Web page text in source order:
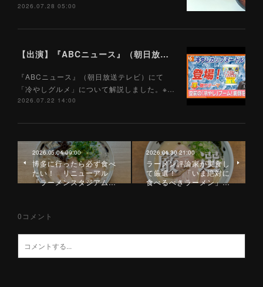
2026.07.28 05:00
【出演】『ABCニュース』（朝日放送テレビ）7/22
『ABCニュース』（朝日放送テレビ）にて
「冷やしグルメ」について解説しました。※…
2026.07.22 14:00
2026.05.04 09:00
博多に行ったら必ず食べ
たい！ リニューアル
『ラーメンスタジアム…
2026.04.30 21:00
ラーメン評論家が実食し
て厳選！ 「いま絶対に
食べるべきラーメン」…
0 コメント